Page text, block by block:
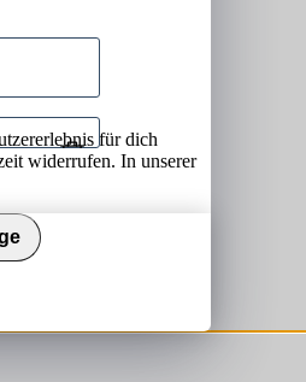
für dich
widerrufen. In unserer